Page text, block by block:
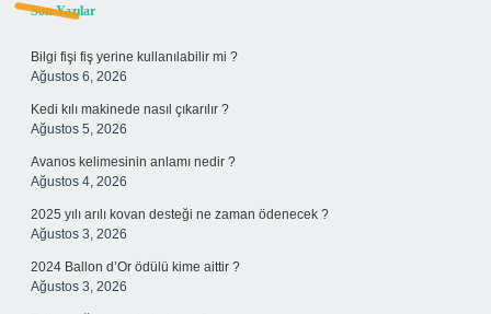
Sidebar
Son Yazılar
Bilgi fişi fiş yerine kullanılabilir mi ?
Ağustos 6, 2026
Kedi kılı makinede nasıl çıkarılır ?
Ağustos 5, 2026
Avanos kelimesinin anlamı nedir ?
Ağustos 4, 2026
2025 yılı arılı kovan desteği ne zaman ödenecek ?
Ağustos 3, 2026
2024 Ballon d’Or ödülü kime aittir ?
Ağustos 3, 2026